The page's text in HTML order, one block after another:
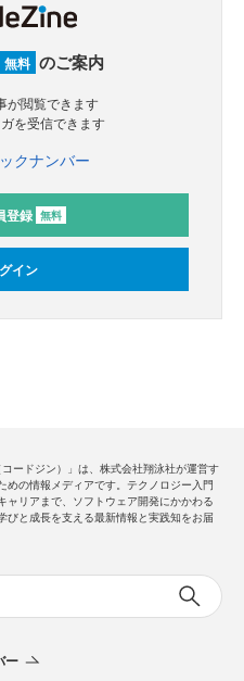
無料 のご案内
が閲覧できます
を受信できます
クナンバー
登録 無料
イン
コードジン）」は、株式会社翔泳社が運営す
めの情報メディアです。テクノロジー入門
ャリアまで、ソフトウェア開発にかかわる
びと成長を支える最新情報と実践知をお届
ー